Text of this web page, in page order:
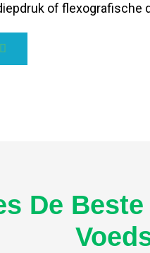
of flexografische
De